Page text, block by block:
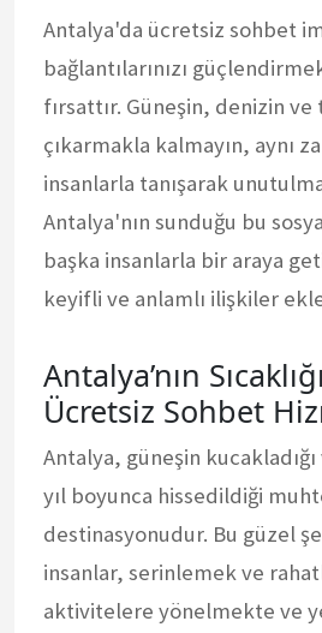
Antalya'da ücretsiz sohbet
bağlantılarınızı
fırsattır. Güneşin, denizin ve
çıkarmakla kalmayın, aynı
insanlarla tanışarak
Antalya'nın sunduğu bu
başka insanlarla bir araya
keyifli ve anlamlı ilişkiler
Antalya’nın
Ücretsiz Sohbet
Antalya, güneşin kucakladığı
yıl boyunca hissedildiği
destinasyonudur. Bu güzel
insanlar, serinlemek ve
aktivitelere yönelmekte ve